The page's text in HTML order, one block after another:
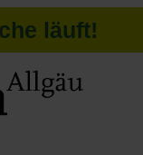
läuft!